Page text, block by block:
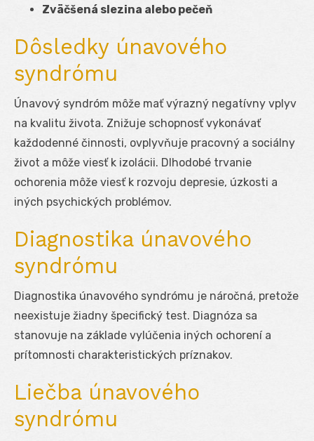
Zväčšená slezina alebo pečeň
Dôsledky únavového
syndrómu
Únavový syndróm môže mať výrazný negatívny vplyv
na kvalitu života. Znižuje schopnosť vykonávať
každodenné činnosti, ovplyvňuje pracovný a sociálny
život a môže viesť k izolácii. Dlhodobé trvanie
ochorenia môže viesť k rozvoju depresie, úzkosti a
iných psychických problémov.
Diagnostika únavového
syndrómu
Diagnostika únavového syndrómu je náročná, pretože
neexistuje žiadny špecifický test. Diagnóza sa
stanovuje na základe vylúčenia iných ochorení a
prítomnosti charakteristických príznakov.
Liečba únavového
syndrómu